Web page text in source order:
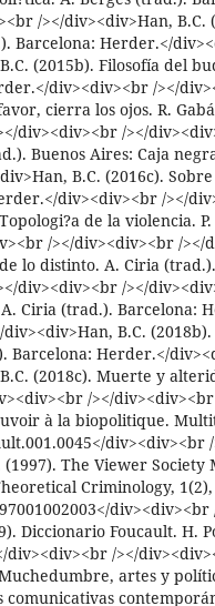
/></div><div>Han, B.C.
Barcelona: Herder.</
(2015b). Filosofía del
div><div><br /></
cierra los ojos. R.
div><div><br /></
Buenos Aires: Caja
B.C. (2016c).
div><div><br /></
de la violencia.
/></div><div><br /></
lo distinto. A. Ciria (trad.).
div><div><br /></
Ciria (trad.). Barcelona:
B.C. (2018b).
Herder.</
(2018c). Muerte y
/></
à la biopolitique.
div><div><br
The Viewer Society
Criminology, 1(2),
div><div><br
Diccionario Foucault. H.
div><div><br /></
artes y